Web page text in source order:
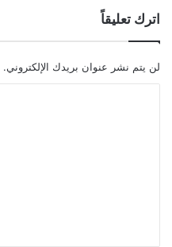
اترك تعليقاً
لن يتم نشر عنوان بريدك الإلكتروني.